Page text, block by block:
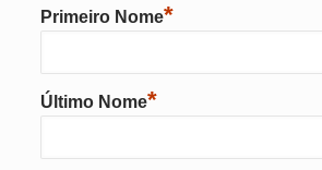
Primeiro Nome*
Último Nome*